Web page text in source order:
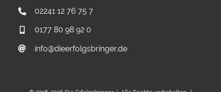
02241 12 76 75 7
0177 80 98 92 0
info@dieerfolgsbringer.de